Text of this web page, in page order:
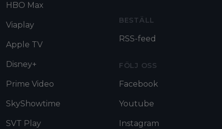
HBO Max
Viaplay
Apple TV
Disney+
Prime Video
SkyShowtime
SVT Play
BESTÄLL
RSS-feed
FÖLJ OSS
Facebook
Youtube
Instagram